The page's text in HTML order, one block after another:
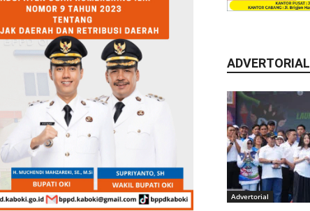
ADVERTORIAL
Advertorial